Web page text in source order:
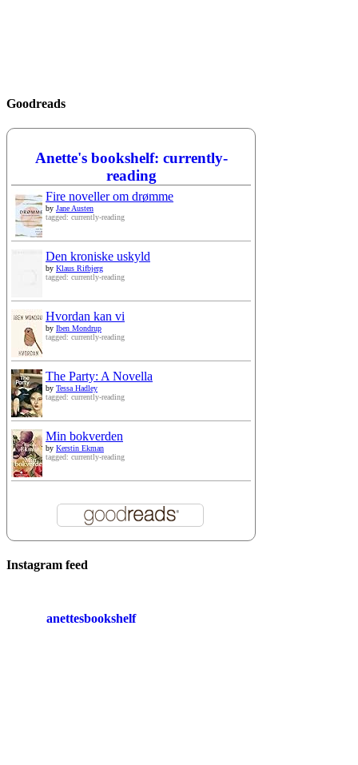
Goodreads
Anette's bookshelf: currently-
reading
Fire noveller om drømme
by Jane Austen
tagged: currently-reading
Den kroniske uskyld
by Klaus Rifbjerg
tagged: currently-reading
Hvordan kan vi
by Iben Mondrup
tagged: currently-reading
The Party: A Novella
by Tessa Hadley
tagged: currently-reading
Min bokverden
by Kerstin Ekman
tagged: currently-reading
Instagram feed
anettesbookshelf